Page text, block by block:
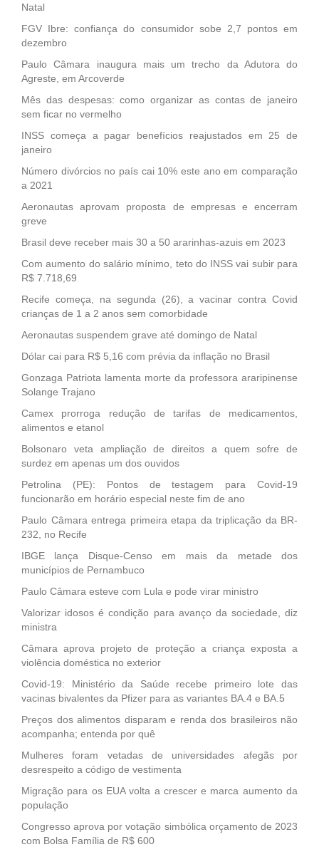
Natal
FGV Ibre: confiança do consumidor sobe 2,7 pontos em
dezembro
Paulo Câmara inaugura mais um trecho da Adutora do
Agreste, em Arcoverde
Mês das despesas: como organizar as contas de janeiro
sem ficar no vermelho
INSS começa a pagar benefícios reajustados em 25 de
janeiro
Número divórcios no país cai 10% este ano em comparação
a 2021
Aeronautas aprovam proposta de empresas e encerram
greve
Brasil deve receber mais 30 a 50 ararinhas-azuis em 2023
Com aumento do salário mínimo, teto do INSS vai subir para
R$ 7.718,69
Recife começa, na segunda (26), a vacinar contra Covid
crianças de 1 a 2 anos sem comorbidade
Aeronautas suspendem grave até domingo de Natal
Dólar cai para R$ 5,16 com prévia da inflação no Brasil
Gonzaga Patriota lamenta morte da professora araripinense
Solange Trajano
Camex prorroga redução de tarifas de medicamentos,
alimentos e etanol
Bolsonaro veta ampliação de direitos a quem sofre de
surdez em apenas um dos ouvidos
Petrolina (PE): Pontos de testagem para Covid-19
funcionarão em horário especial neste fim de ano
Paulo Câmara entrega primeira etapa da triplicação da BR-
232, no Recife
IBGE lança Disque-Censo em mais da metade dos
municípios de Pernambuco
Paulo Câmara esteve com Lula e pode virar ministro
Valorizar idosos é condição para avanço da sociedade, diz
ministra
Câmara aprova projeto de proteção a criança exposta a
violência doméstica no exterior
Covid-19: Ministério da Saúde recebe primeiro lote das
vacinas bivalentes da Pfizer para as variantes BA.4 e BA.5
Preços dos alimentos disparam e renda dos brasileiros não
acompanha; entenda por quê
Mulheres foram vetadas de universidades afegãs por
desrespeito a código de vestimenta
Migração para os EUA volta a crescer e marca aumento da
população
Congresso aprova por votação simbólica orçamento de 2023
com Bolsa Família de R$ 600